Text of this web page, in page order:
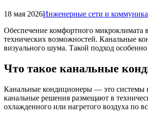
18 мая 2026Инженерные сети и
Обеспечение комфортного микроклимата
технических возможностей. Канальные
визуального шума. Такой подход
Что такое канальные
Канальные кондиционеры — это системы
канальные решения размещают в
охлажденного или нагретого воздуха по